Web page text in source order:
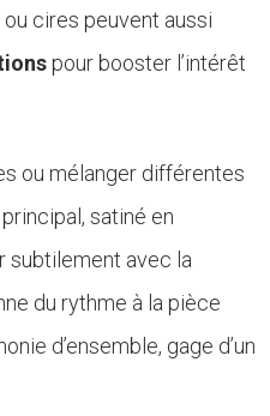
cires peuvent aussi
pour booster l’intérêt
ou mélanger différentes
satiné en
subtilement avec la
du rythme à la pièce
d’ensemble, gage d’un